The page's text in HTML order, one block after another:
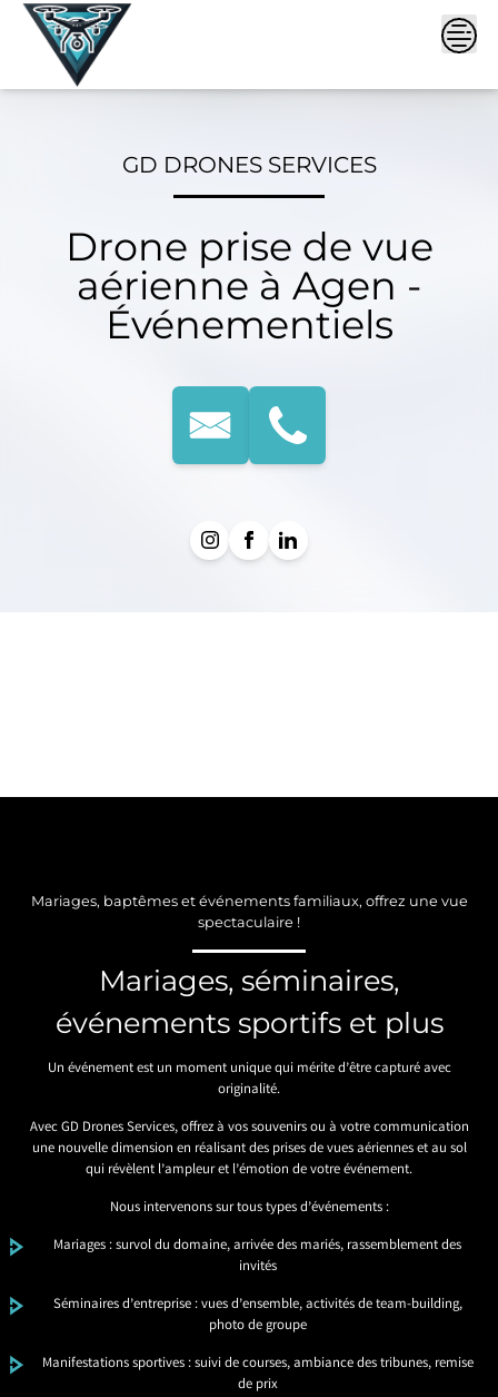
Skip
GD DRONES SERVICES
Drone prise de vue
aérienne à Agen -
Événementiels
Mariages, baptêmes et événements familiaux, offrez une vue
spectaculaire !
Mariages, séminaires,
événements sportifs et plus
Un événement est un moment unique qui mérite d’être capturé avec
originalité.
Avec GD Drones Services, offrez à vos souvenirs ou à votre communication
une nouvelle dimension en réalisant des prises de vues aériennes et au sol
qui révèlent l’ampleur et l’émotion de votre événement.
Nous intervenons sur tous types d’événements :
Mariages : survol du domaine, arrivée des mariés, rassemblement des
invités
Séminaires d’entreprise : vues d’ensemble, activités de team-building,
photo de groupe
Manifestations sportives : suivi de courses, ambiance des tribunes, remise
de prix